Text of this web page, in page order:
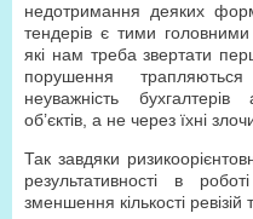
недотримання деяких
тендерів є тими
які нам треба звертати
порушення
неуважність бухгалтерів
об’єктів, а не через їхні
Так завдяки
результативності в
зменшення кількості ревізій